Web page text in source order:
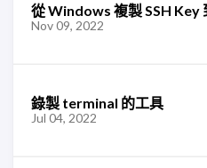
從 Windows 複製 SSH Key
Nov 09, 2022
錄製 terminal 的工具
Jul 04, 2022